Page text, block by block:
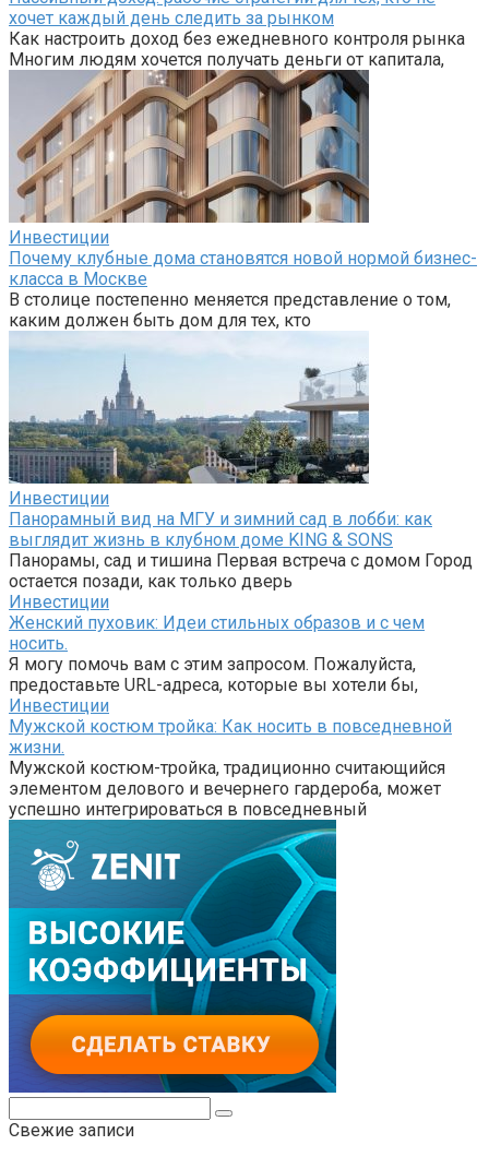
хочет каждый день следить за рынком
Как настроить доход без ежедневного контроля рынка
Многим людям хочется получать деньги от капитала,
Инвестиции
Почему клубные дома становятся новой нормой бизнес-
класса в Москве
В столице постепенно меняется представление о том,
каким должен быть дом для тех, кто
Инвестиции
Панорамный вид на МГУ и зимний сад в лобби: как
выглядит жизнь в клубном доме KING & SONS
Панорамы, сад и тишина Первая встреча с домом Город
остается позади, как только дверь
Инвестиции
Женский пуховик: Идеи стильных образов и с чем
носить.
Я могу помочь вам с этим запросом. Пожалуйста,
предоставьте URL-адреса, которые вы хотели бы,
Инвестиции
Мужской костюм тройка: Как носить в повседневной
жизни.
Мужской костюм-тройка, традиционно считающийся
элементом делового и вечернего гардероба, может
успешно интегрироваться в повседневный
Свежие записи